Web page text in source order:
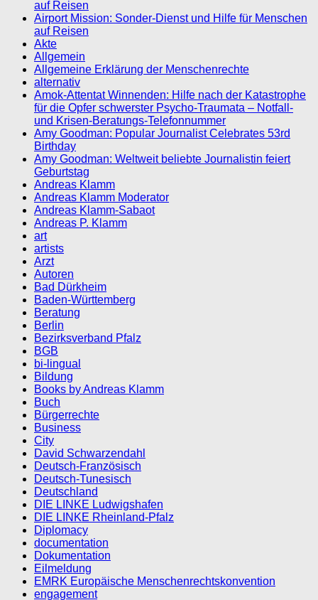
auf Reisen
Airport Mission: Sonder-Dienst und Hilfe für Menschen
auf Reisen
Akte
Allgemein
Allgemeine Erklärung der Menschenrechte
alternativ
Amok-Attentat Winnenden: Hilfe nach der Katastrophe
für die Opfer schwerster Psycho-Traumata – Notfall-
und Krisen-Beratungs-Telefonnummer
Amy Goodman: Popular Journalist Celebrates 53rd
Birthday
Amy Goodman: Weltweit beliebte Journalistin feiert
Geburtstag
Andreas Klamm
Andreas Klamm Moderator
Andreas Klamm-Sabaot
Andreas P. Klamm
art
artists
Arzt
Autoren
Bad Dürkheim
Baden-Württemberg
Beratung
Berlin
Bezirksverband Pfalz
BGB
bi-lingual
Bildung
Books by Andreas Klamm
Buch
Bürgerrechte
Business
City
David Schwarzendahl
Deutsch-Französisch
Deutsch-Tunesisch
Deutschland
DIE LINKE Ludwigshafen
DIE LINKE Rheinland-Pfalz
Diplomacy
documentation
Dokumentation
Eilmeldung
EMRK Europäische Menschenrechtskonvention
engagement